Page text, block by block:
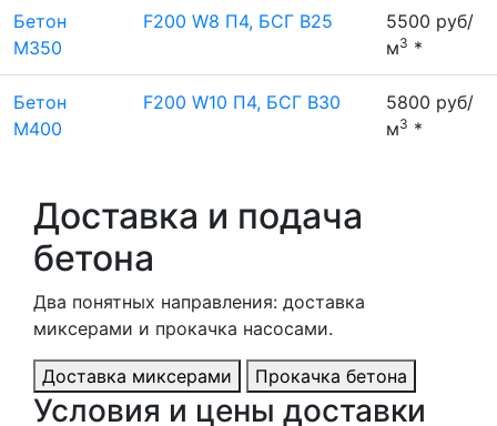
Бетон
М350
F200 W8 П4, БСГ В25
5500 руб/
м3 *
Бетон
М400
F200 W10 П4, БСГ В30
5800 руб/
м3 *
Доставка и подача
бетона
Два понятных направления: доставка
миксерами и прокачка насосами.
Доставка миксерами Прокачка бетона
Условия и цены доставки